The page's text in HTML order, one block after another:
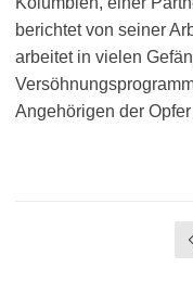
berichtet von seiner
arbeitet in vielen
Angehörigen der